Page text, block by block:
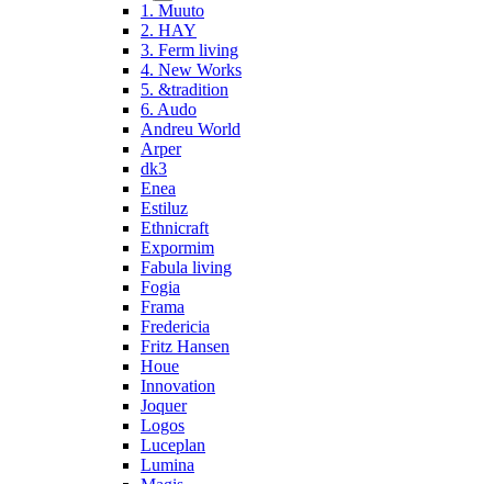
1. Muuto
2. HAY
3. Ferm living
4. New Works
5. &tradition
6. Audo
Andreu World
Arper
dk3
Enea
Estiluz
Ethnicraft
Expormim
Fabula living
Fogia
Frama
Fredericia
Fritz Hansen
Houe
Innovation
Joquer
Logos
Luceplan
Lumina